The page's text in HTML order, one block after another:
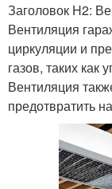
Заголовок H2:
Вентиляция
циркуляции и
газов, таких как
Вентиляция
предотвратить